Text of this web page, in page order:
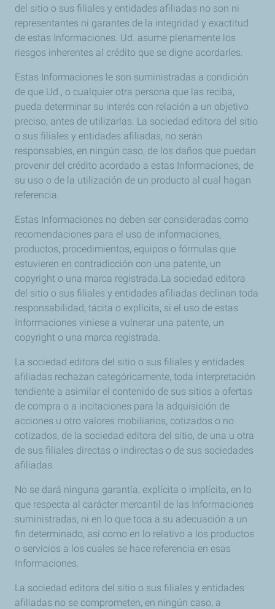
del sitio o sus filiales y entidades afiliadas no son ni
representantes ni garantes de la integridad y exactitud
de estas Informaciones. Ud. asume plenamente los
riesgos inherentes al crédito que se digne acordarles.
Estas Informaciones le son suministradas a condición
de que Ud., o cualquier otra persona que las reciba,
pueda determinar su interés con relación a un objetivo
preciso, antes de utilizarlas. La sociedad editora del sitio
o sus filiales y entidades afiliadas, no serán
responsables, en ningún caso, de los daños que puedan
provenir del crédito acordado a estas Informaciones, de
su uso o de la utilización de un producto al cual hagan
referencia.
Estas Informaciones no deben ser consideradas como
recomendaciones para el uso de informaciones,
productos, procedimientos, equipos o fórmulas que
estuvieren en contradicción con una patente, un
copyright o una marca registrada.La sociedad editora
del sitio o sus filiales y entidades afiliadas declinan toda
responsabilidad, tácita o explícita, si el uso de estas
Informaciones viniese a vulnerar una patente, un
copyright o una marca registrada.
La sociedad editora del sitio o sus filiales y entidades
afiliadas rechazan categóricamente, toda interpretación
tendiente a asimilar el contenido de sus sitios a ofertas
de compra o a incitaciones para la adquisición de
acciones u otro valores mobiliarios, cotizados o no
cotizados, de la sociedad editora del sitio, de una u otra
de sus filiales directas o indirectas o de sus sociedades
afiliadas.
No se dará ninguna garantía, explícita o implícita, en lo
que respecta al carácter mercantil de las Informaciones
suministradas, ni en lo que toca a su adecuación a un
fin determinado, así como en lo relativo a los productos
o servicios a los cuales se hace referencia en esas
Informaciones.
La sociedad editora del sitio o sus filiales y entidades
afiliadas no se comprometen, en ningún caso, a